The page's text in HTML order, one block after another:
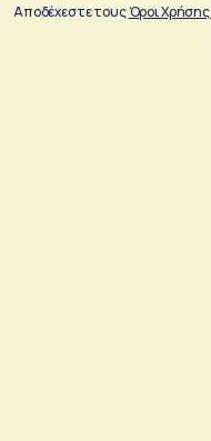
Αποδέχεστε τουςΌροι Χρήσης